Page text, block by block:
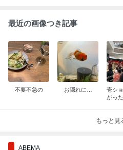
最近の画像つき記事
不要不急の お隠れに…
壱シ
がっ
もっと見
ABEMA